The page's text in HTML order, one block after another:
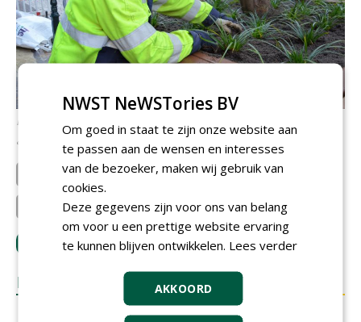
De vader van Arjan Zoontjens brengt de onderbeplanting
aan
Grijsen park & straatdesi...
Zoontjens Boomprojecten b... Gemeente Roermond
LOGIN met je e-mailadres om te reageren.
REACTIES
NWST NeWSTories BV
Om goed in staat te zijn onze website aan
te passen aan de wensen en interesses
van de bezoeker, maken wij gebruik van
cookies.
Deze gegevens zijn voor ons van belang
om voor u een prettige website ervaring
te kunnen blijven ontwikkelen. Lees verder
AKKOORD